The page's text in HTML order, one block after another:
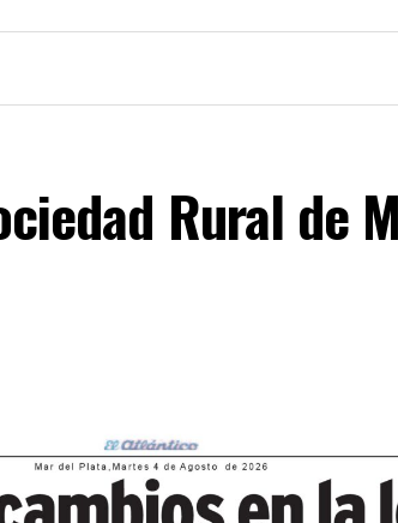
Rural de